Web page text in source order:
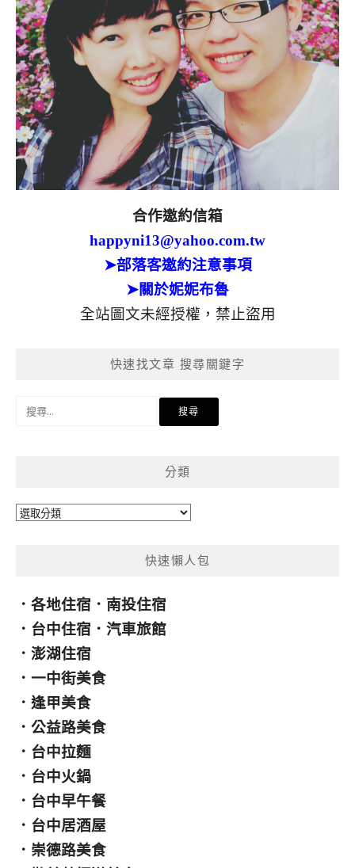
合作邀約信箱
happyni13@yahoo.com.tw
➤部落客邀約注意事項
➤關於妮妮布魯
全站圖文未經授權，禁止盜用
快速找文章 搜尋關鍵字
分類
分
快速懶人包
． 各地住宿 ． 南投住宿
． 台中住宿 ． 汽車旅館
． 澎湖住宿
． 一中街美食
． 逢甲美食
． 公益路美食
． 台中拉麵
． 台中火鍋
． 台中早午餐
． 台中居酒屋
． 崇德路美食